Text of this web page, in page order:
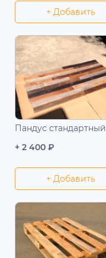
+ Добавить
Пандус стандартный
+ 2 400 ₽
+ Добавить